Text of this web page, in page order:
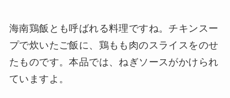
海南鶏飯とも呼ばれる料理ですね。チキンスー
プで炊いたご飯に、鶏もも肉のスライスをのせ
たものです。本品では、ねぎソースがかけられ
ていますよ。